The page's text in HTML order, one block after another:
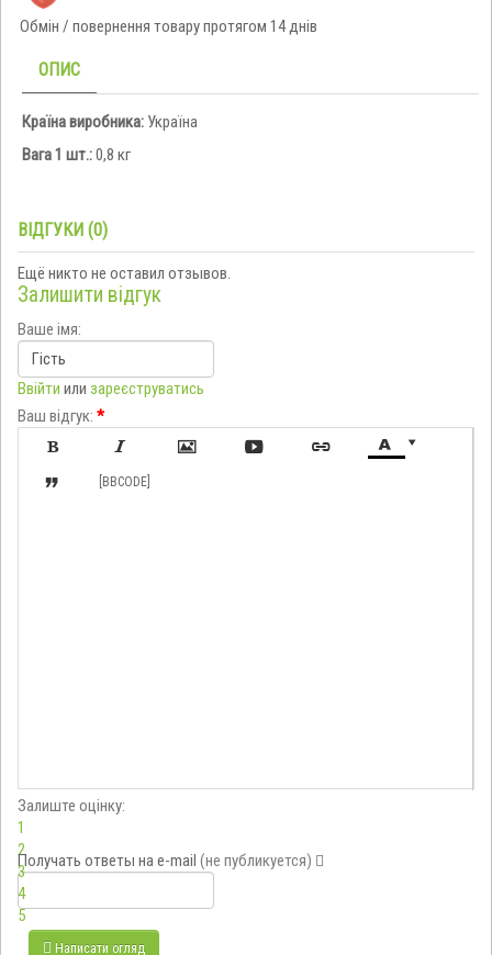
Обмін / повернення товару протягом 14 днів
ОПИС
Країна виробника: Україна
Вага 1 шт.:0,8 кг
ВІДГУКИ (0)
Ещё никто не оставил отзывов.
Залишити відгук
Ваше імя:
Ввійти или зареєструватись
Ваш відгук: *

     
 [BBCODE]
Залиште оцінку:
1
2
3
4
5
Получать ответы на e-mail (не публикуется)
Написати огляд